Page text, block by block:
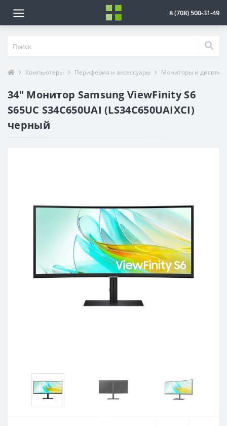
8 (708) 500-31-49
Компьютеры Периферия и аксессуары Мониторы и дисплеи
34" Монитор Samsung ViewFinity S6
S65UC S34C650UAI (LS34C650UAIXCI)
черный